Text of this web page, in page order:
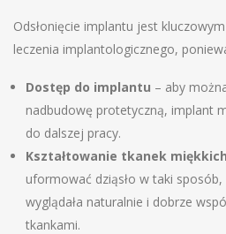
Odsłonięcie implantu jest
leczenia implantologicznego,
Dostęp do implantu – aby
nadbudowę protetyczną, implant
do dalszej pracy.
Kształtowanie tkanek miękkich
uformować dziąsło w taki
wyglądała naturalnie i dobrze
tkankami.